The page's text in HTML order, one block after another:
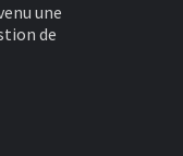
une
de